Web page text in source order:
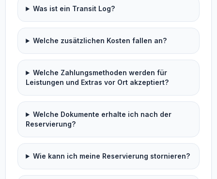
Was ist ein Transit Log?
Welche zusätzlichen Kosten fallen an?
Welche Zahlungsmethoden werden für
Leistungen und Extras vor Ort akzeptiert?
Welche Dokumente erhalte ich nach der
Reservierung?
Wie kann ich meine Reservierung stornieren?